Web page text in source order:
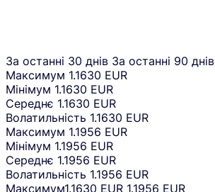
За останні 30 днів За останні 90 днів
Максимум 1.1630 EUR
Мінімум 1.1630 EUR
Середнє 1.1630 EUR
Волатильність 1.1630 EUR
Максимум 1.1956 EUR
Мінімум 1.1956 EUR
Середнє 1.1956 EUR
Волатильність 1.1956 EUR
Максимум1.1630 EUR 1.1956 EUR